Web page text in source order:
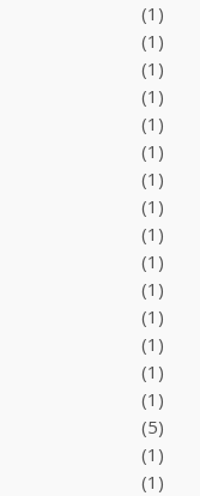
(1)
(1)
(1)
(1)
(1)
(1)
(1)
(1)
(1)
(1)
(1)
(1)
(1)
(1)
(1)
(5)
(1)
(1)